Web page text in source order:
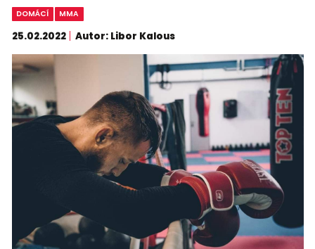
DOMÁCÍ MMA
25.02.2022 Autor: Libor Kalous